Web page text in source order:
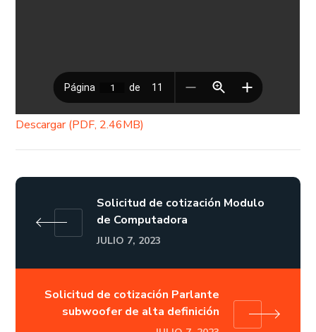
Descargar (PDF, 2.46MB)
Solicitud de cotización Modulo
de Computadora
JULIO 7, 2023
Solicitud de cotización Parlante
subwoofer de alta definición